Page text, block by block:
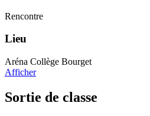
Rencontre
Lieu
Aréna Collège Bourget
Afficher
Sortie de classe